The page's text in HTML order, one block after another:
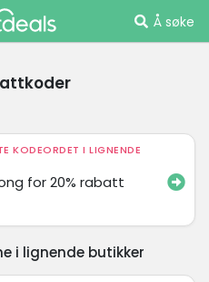
Å søke
KODEORDET I LIGNENDE
for 20% rabatt
i lignende butikker